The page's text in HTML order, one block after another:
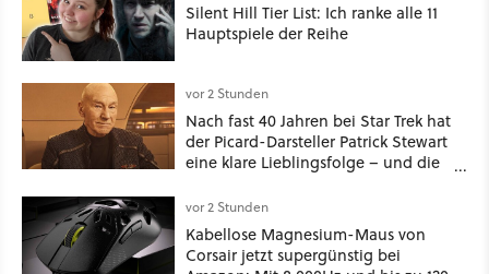
Silent Hill Tier List: Ich ranke alle 11
Hauptspiele der Reihe
vor 2 Stunden
Nach fast 40 Jahren bei Star Trek hat
der Picard-Darsteller Patrick Stewart
eine klare Lieblingsfolge – und die
vor 2 Stunden
Kabellose Magnesium-Maus von
Corsair jetzt supergünstig bei